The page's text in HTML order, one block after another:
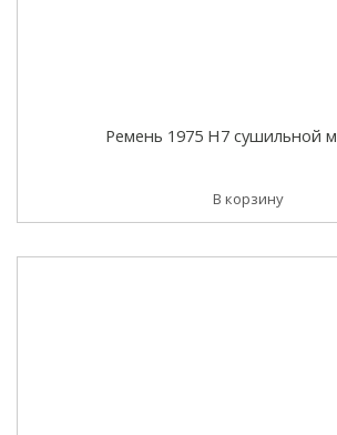
Ремень 1975 H7 сушильной
В корзину